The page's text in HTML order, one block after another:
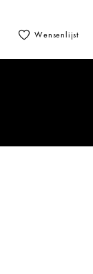
Wensenlijst